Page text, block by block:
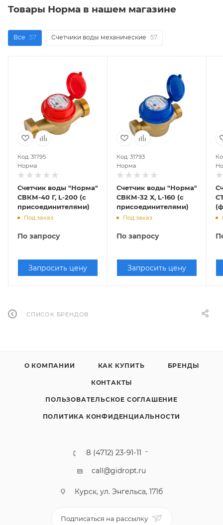
Товары Норма в нашем магазине
Все 57 Счетчики воды механические 57
Код: 31795
Норма
Счетчик воды "Норма"
СВКМ-40 Г, L-200 (с
присоединителями)
Под заказ
По запросу
Запросить цену
Код: 31793
Норма
Счетчик воды "Норма"
СВКМ-32 Х, L-160 (с
присоединителями)
Под заказ
По запросу
Запросить цену
СПИСОК БРЕНДОВ
О КОМПАНИИ КАК КУПИТЬ БРЕНДЫ
КОНТАКТЫ
ПОЛЬЗОВАТЕЛЬСКОЕ СОГЛАШЕНИЕ
ПОЛИТИКА КОНФИДЕНЦИАЛЬНОСТИ
8 (4712) 23-91-11
call@gidropt.ru
Курск, ул. Энгельса, 171б
Подписаться на рассылку